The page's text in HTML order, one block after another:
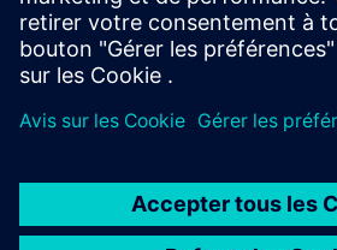
En savoir plus